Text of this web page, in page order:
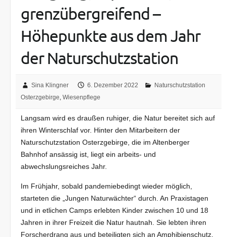
grenzübergreifend –
Höhepunkte aus dem Jahr
der Naturschutzstation
Sina Klingner 6. Dezember 2022
Naturschutzstation
Osterzgebirge,Wiesenpflege
Langsam wird es draußen ruhiger, die Natur bereitet sich auf
ihren Winterschlaf vor. Hinter den Mitarbeitern der
Naturschutzstation Osterzgebirge, die im Altenberger
Bahnhof ansässig ist, liegt ein arbeits- und
abwechslungsreiches Jahr.
Im Frühjahr, sobald pandemiebedingt wieder möglich,
starteten die „Jungen Naturwächter“ durch. An Praxistagen
und in etlichen Camps erlebten Kinder zwischen 10 und 18
Jahren in ihrer Freizeit die Natur hautnah. Sie lebten ihren
Forscherdrang aus und beteiligten sich an Amphibienschutz,